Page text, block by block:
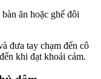
ăn hoặc ghế đôi
đưa tay chạm đến cô
khi đạt khoái cảm.